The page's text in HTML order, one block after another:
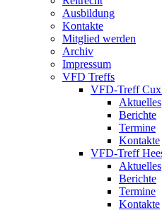
Ausbildung
Kontakte
Mitglied werden
Archiv
Impressum
VFD Treffs
VFD-Treff
Aktuelles
Berichte
Termine
Kontakte
VFD-Treff
Aktuelles
Berichte
Termine
Kontakte